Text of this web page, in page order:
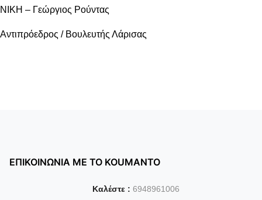
ΝΙΚΗ – Γεώργιος Ρούντας
Αντιπρόεδρος / Βουλευτής Λάρισας
ΕΠΙΚΟΙΝΩΝΙΑ ΜΕ ΤΟ KOUMANTO
Καλέστε : 6948961006